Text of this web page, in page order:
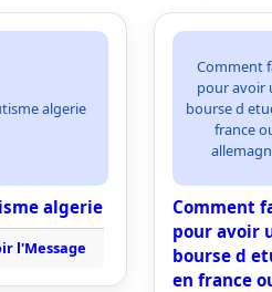
algerie
algerie
l'Message
Comment
pour avoir
bourse d
france
Comment
pour avoir
bourse d
en france